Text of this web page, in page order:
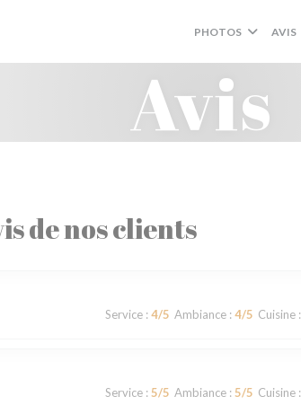
PHOTOS AVIS
Avis
de nos clients
Service: 4/5 Ambiance: 4/5 Cuisine:
Service: 5/5 Ambiance: 5/5 Cuisine: